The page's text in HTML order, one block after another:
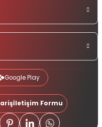
Google Play
İletişim Formu